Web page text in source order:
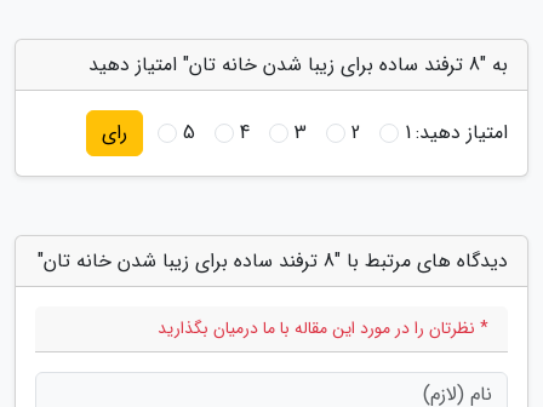
به "8 ترفند ساده برای زیبا شدن خانه تان" امتیاز دهید
امتیاز دهید:1
2
3
4
5 رای
دیدگاه های مرتبط با "8 ترفند ساده برای زیبا شدن خانه تان"
* نظرتان را در مورد این مقاله با ما درمیان بگذارید